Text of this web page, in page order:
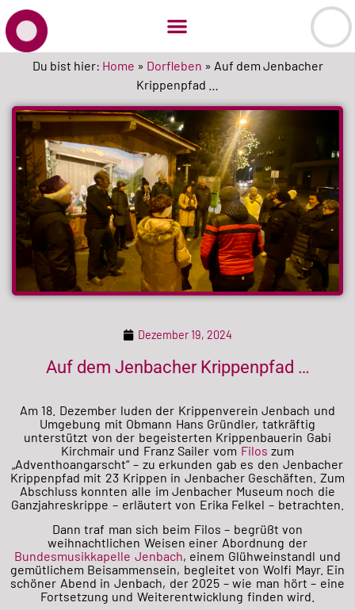
Du bist hier: Home » Dorfleben » Auf dem Jenbacher
Krippenpfad …
Dezember 19, 2024
Auf dem Jenbacher Krippenpfad …
Am 18. Dezember luden der Krippenverein Jenbach und
Umgebung mit Obmann Hans Gründler, tatkräftig
unterstützt von der begeisterten Krippenbauerin Gabi
Kirchmair und Franz Sailer vom Filos zum
„Adventhoangarscht“ – zu erkunden gab es den Jenbacher
Krippenpfad mit 23 Krippen in Jenbacher Geschäften. Zum
Abschluss konnten alle im Jenbacher Museum noch die
Ganzjahreskrippe – erläutert von Erika Felkel – betrachten.
Dann traf man sich beim Filos – begrüßt von
weihnachtlichen Weisen einer Abordnung der
Bundesmusikkapelle Jenbach, einem Glühweinstandl und
gemütlichem Beisammensein, begleitet von Wolfi Mayr. Ein
schöner Abend in Jenbach, der 2025 – wie man hört – eine
Fortsetzung und Weiterentwicklung finden wird.